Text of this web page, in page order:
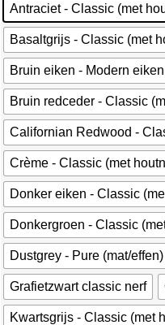
Antraciet - Classic (met
Basaltgrijs - Classic (met
Bruin eiken - Modern
Bruin redceder - Classic
Californian Redwood -
Crème - Classic (met
Donker eiken - Classic
Donkergroen - Classic
Dustgrey - Pure (mat/
Grafietzwart classic nerf
Kwartsgrijs - Classic (met